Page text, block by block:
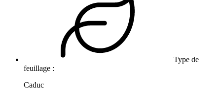
Type de
feuillage :
Caduc